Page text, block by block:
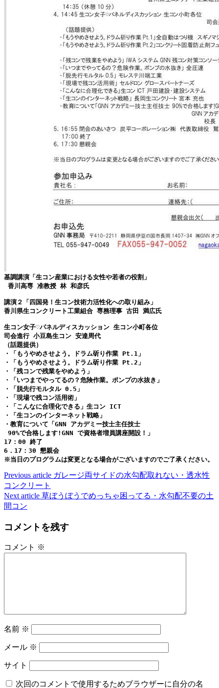
基調講演「生コン産業における女性や若者の役割」
香川高専 准教授 林 和彦氏
講演２「四国発！生コン技術力活性化への取り組み」
香川県生コンクリート工業組合 専務理事 古田 満広氏
生コン女子♡パネルディスカッション 生コン小町各位
司会進行 小豆島生コン 安達周代
（話題提供）
・「もうやめさせよう。ドラム斫り作業 Pt.1」
・「もうやめさせよう。ドラム斫り作業 Pt.2」
・「残コンで残業をやめよう」
・「いつまでやってるの？危険作業。ポンプの水抜き」
・「脱先行モルタル 0.5」
・「現場で残コン活用術」
・「こんなに合理化できる」生コン ICT
・「生コンのインターネット戦略」
・教育について「GNN アカデミー技士主任技士
90%で合格します!GNN で資格者増員講座開設！」
17：00 終了
6．17：30 懇親会
※当日のプログラムは変更となる場合がございますのでご了承ください。
Continue
Reading
Previous article ガレージ両サイドの水勾配取れない・透水性
コンクリート
Next article 草ぼうぼうでめっちゃ困ってる・水勾配不要の土
間コン
コメントを残す
コメント ※
名前 ※
メール ※
サイト
次回のコメントで使用するためブラウザーに自分の名